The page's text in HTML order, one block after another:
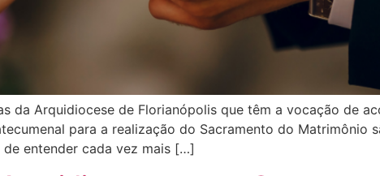
da Arquidiocese de Florianópolis que têm a vocação de
para a realização do Sacramento do Matrimônio
entender cada vez mais […]